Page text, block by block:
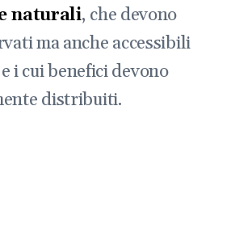
naturali, che devono
ma anche accessibili
i cui benefici devono
distribuiti.